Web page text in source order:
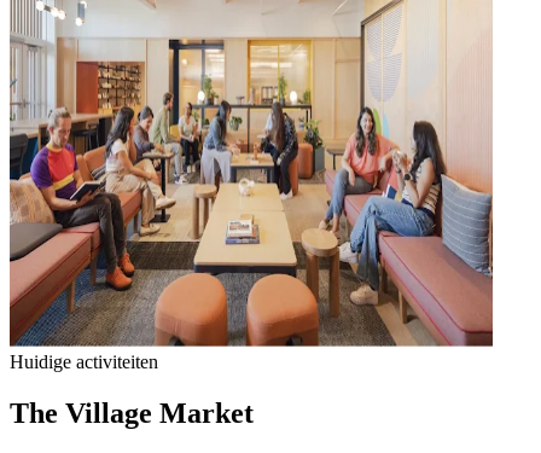
Lokale kunstenaars
Huidige activiteiten
The Village Market